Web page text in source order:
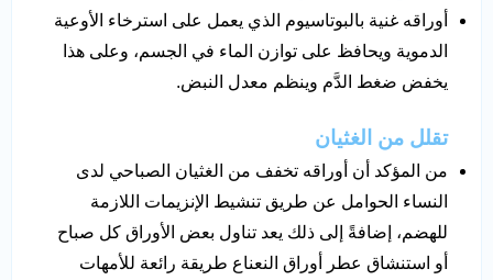
أوراقه غنية بالبوتاسيوم الذي يعمل على استرخاء الأوعية
الدموية ويحافظ على توازن الماء في الجسم، وعلى هذا
يخفض ضغط الدَّم وينظم معدل النبض.
تقلل من الغثيان
من المؤكد أن أوراقه تخفف من الغثيان الصباحي لدى
النساء الحوامل عن طريق تنشيط الإنزيمات اللازمة
للهضم، إضافةً إلى ذلك يعد تناول بعض الأوراق كل صباح
أو استنشاق عطر أوراق النعناع طريقة رائعة للأمهات